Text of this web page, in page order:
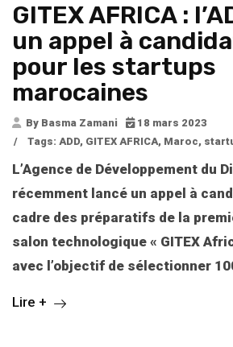
GITEX AFRICA :
un appel à
pour les startups
marocaines
By Basma Zamani
18 mars 2023
/
Tags: ADD, GITEX AFRICA, Maroc,
L’Agence de Développement du
récemment lancé un appel à
cadre des préparatifs de la
salon technologique « GITEX
avec l’objectif de sélectionner
Lire +